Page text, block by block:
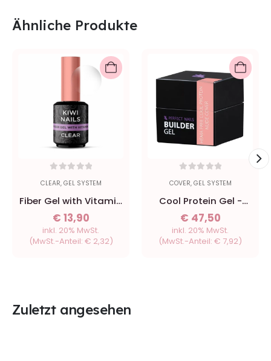
Ähnliche Produkte
CLEAR, GEL SYSTEM
Fiber Gel with Vitamin
- Clear 15ml - Kiwi
Nails
€ 13,90
inkl. 20% MwSt.
(MwSt.-Anteil: € 2,32)
COVER, GEL SYSTEM
Cool Protein Gel -
Hema Free Builder Gel
- Nude Cover 50g
€ 47,50
inkl. 20% MwSt.
(MwSt.-Anteil: € 7,92)
Zuletzt angesehen